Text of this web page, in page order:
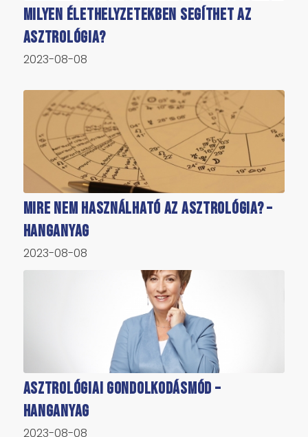
Milyen élethelyzetekben segíthet az
asztrológia?
2023-08-08
Mire NEM használható az asztrológia? –
hanganyag
2023-08-08
Asztrológiai gondolkodásmód –
hanganyag
2023-08-08